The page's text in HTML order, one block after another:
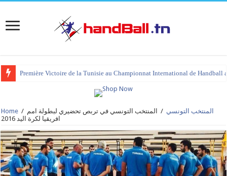
Première Victoire de la Tunisie au Championnat International de Handball
Home / المنتخب التونسي /
المنتخب التونسي في تربص تحضيري لبطولة امم
افريقيا لكرة اليد 2016